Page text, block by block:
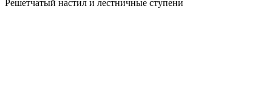
Решетчатый настил и лестничные ступени